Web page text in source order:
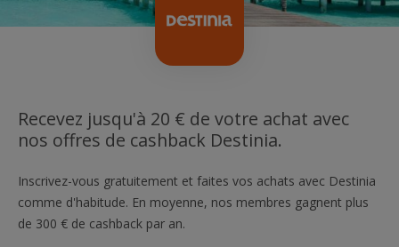
Recevez jusqu'à 20 € de votre achat avec
nos offres de cashback Destinia.
Inscrivez-vous gratuitement et faites vos achats avec Destinia
comme d'habitude. En moyenne, nos membres gagnent plus
de 300 € de cashback par an.